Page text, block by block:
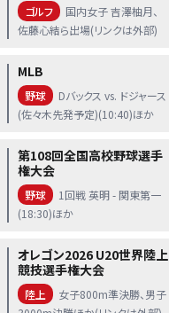
ゴルフ
国内女子 吉澤柚月、
佐藤心結ら出場(リンクは外部)
MLB
野球
Dバックス vs. ドジャース
(佐々木先発予定)(10:40)ほか
第108回全国高校野球選手
権大会
野球
1回戦 英明 - 関東第一
(18:30)ほか
オレゴン2026 U20世界陸上
競技選手権大会
陸上
女子800m準決勝、男子